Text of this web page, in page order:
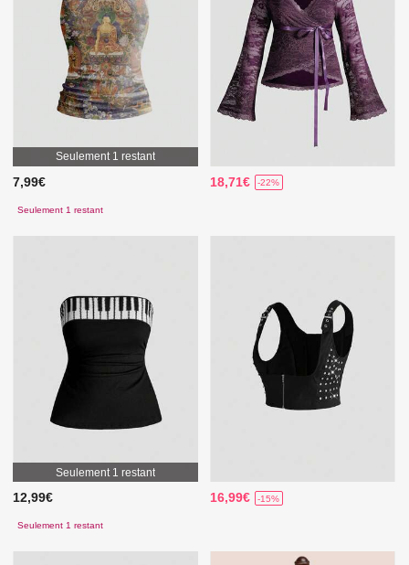
Seulement 1 restant
7,99€
Seulement 1 restant
18,71€ -22%
Seulement 1 restant
12,99€
Seulement 1 restant
16,99€ -15%